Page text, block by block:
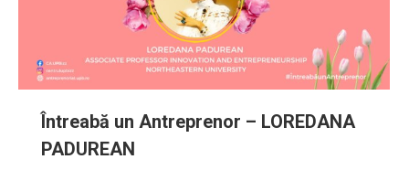
Întreabă un Antreprenor – LOREDANA
PADUREAN